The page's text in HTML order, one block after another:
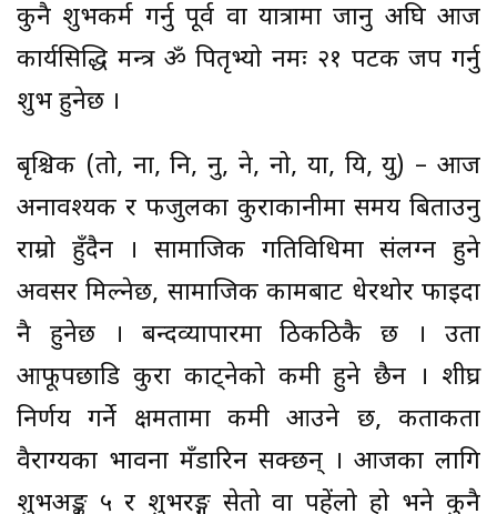
कुनै शुभकर्म गर्नु पूर्व वा यात्रामा जानु अघि आज
कार्यसिद्धि मन्त्र ॐ पितृभ्यो नमः २१ पटक जप गर्नु
शुभ हुनेछ ।
बृश्चिक (तो, ना, नि, नु, ने, नो, या, यि, यु) – आज
अनावश्यक र फजुलका कुराकानीमा समय बिताउनु
राम्रो हुँदैन । सामाजिक गतिविधिमा संलग्न हुने
अवसर मिल्नेछ, सामाजिक कामबाट धेरथोर फाइदा
नै हुनेछ । बन्दव्यापारमा ठिकठिकै छ । उता
आफूपछाडि कुरा काट्नेको कमी हुने छैन । शीघ्र
निर्णय गर्ने क्षमतामा कमी आउने छ, कताकता
वैराग्यका भावना मँडारिन सक्छन् । आजका लागि
शुभअङ्क ५ र शुभरङ्ग सेतो वा पहेंलो हो भने कुनै